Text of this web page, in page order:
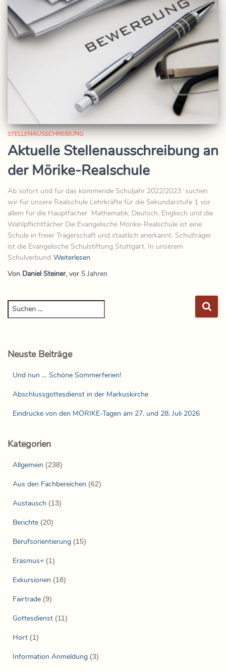
STELLENAUSSCHREIBUNG
Aktuelle Stellenausschreibung an
der Mörike-Realschule
Ab sofort und für das kommende Schuljahr 2022/2023 suchen
wir für unsere Realschule Lehrkräfte für die Sekundarstufe 1 vor
allem für die Hauptfächer Mathematik, Deutsch, Englisch und die
Wahlpflichtfächer Die Evangelische Mörike-Realschule ist eine
Schule in freier Trägerschaft und staatlich anerkannt. Schulträger
ist die Evangelische Schulstiftung Stuttgart. In unserem
Schulverbund Weiterlesen
Von Daniel Steiner, vor 5 Jahren
Neuste Beiträge
Und nun … Schöne Sommerferien!
Abschlussgottesdienst in der Markuskirche
Eindrücke von den MÖRIKE-Tagen am 27. und 28. Juli 2026
Kategorien
Allgemein (238)
Aus den Fachbereichen (62)
Austausch (13)
Berichte (20)
Berufsorientierung (15)
Erasmus+ (1)
Exkursionen (18)
Fairtrade (9)
Gottesdienst (11)
Hort (1)
Information Anmeldung (3)